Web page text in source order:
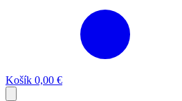
Košík 0,00 €